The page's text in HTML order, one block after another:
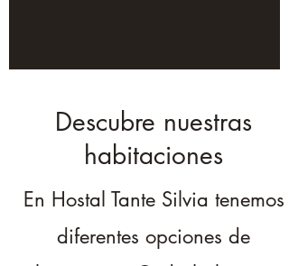
Descubre nuestras
habitaciones
En Hostal Tante Silvia tenemos
diferentes opciones de